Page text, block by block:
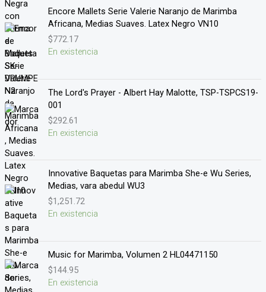
Encore Mallets Serie Valerie Naranjo de Marimba
Africana, Medias Suaves. Latex Negro VN10
$772.17
En existencia
The Lord's Prayer - Albert Hay Malotte, TSP-TSPCS19-
001
$292.61
En existencia
Innovative Baquetas para Marimba She-e Wu Series,
Medias, vara abedul WU3
$1,251.72
En existencia
Music for Marimba, Volumen 2 HL04471150
$144.95
En existencia